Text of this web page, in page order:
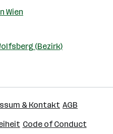
Wien
(Bezirk)
& Kontakt AGB
Code of Conduct